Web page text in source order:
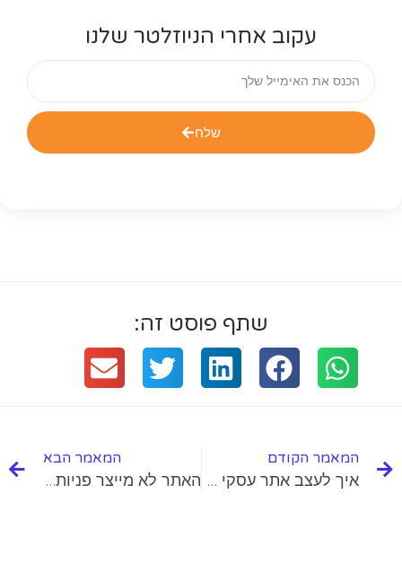
עקוב אחרי הניוזלטר שלנו
שלח
שתף פוסט זה:
המאמר הקודם
איך לעצב אתר עסקי בלתי נשכח ב-4 צעדים פשוטים
המאמר הבא
האתר לא מייצר פניות? כנראה שאתר התדמית שלך עושה את זה לא נכון